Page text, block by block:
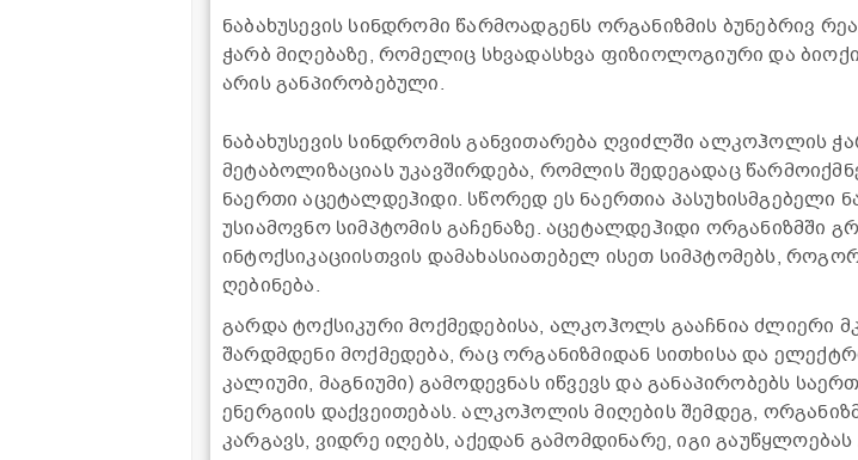
ნაბახუსევის სინდრომი წარმოადგენს ორგანიზმის ბუნებრივ
ჭარბ მიღებაზე, რომელიც სხვადასხვა ფიზიოლოგიური და
არის განპირობებული.
ნაბახუსევის სინდრომის განვითარება ღვიძლში ალკოჰოლის
მეტაბოლიზაციას უკავშირდება, რომლის შედეგადაც
ნაერთი აცეტალდეჰიდი. სწორედ ეს ნაერთია პასუხისმგებელი
უსიამოვნო სიმპტომის გაჩენაზე. აცეტალდეჰიდი ორგანიზმში
ინტოქსიკაციისთვის დამახასიათებელ ისეთ სიმპტომებს,
ღებინება.
გარდა ტოქსიკური მოქმედებისა, ალკოჰოლს გააჩნია ძლიერი
შარდმდენი მოქმედება, რაც ორგანიზმიდან სითხისა და
კალიუმი, მაგნიუმი) გამოდევნას იწვევს და განაპირობებს
ენერგიის დაქვეითებას. ალკოჰოლის მიღების შემდეგ,
კარგავს, ვიდრე იღებს, აქედან გამომდინარე, იგი